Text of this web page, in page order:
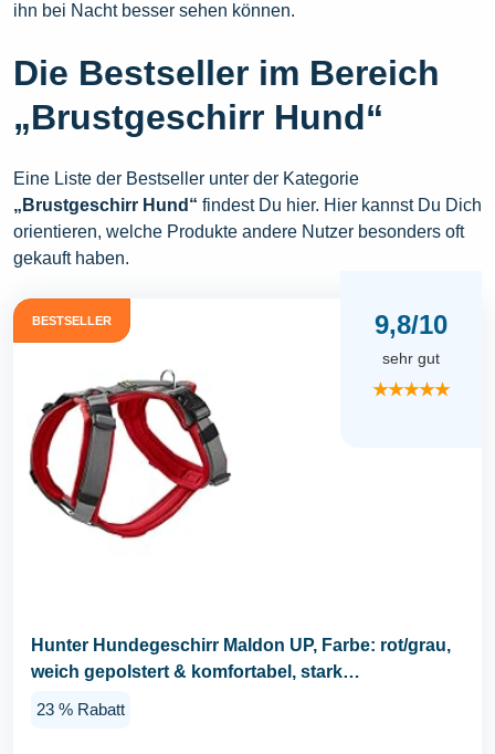
ihn bei Nacht besser sehen können.
Die Bestseller im Bereich
„Brustgeschirr Hund“
Eine Liste der Bestseller unter der Kategorie
„Brustgeschirr Hund“ findest Du hier. Hier kannst Du Dich
orientieren, welche Produkte andere Nutzer besonders oft
gekauft haben.
BESTSELLER 9,8/10
sehr gut
★★★★★
Hunter Hundegeschirr Maldon UP, Farbe: rot/grau,
weich gepolstert & komfortabel, stark
23 % Rabatt